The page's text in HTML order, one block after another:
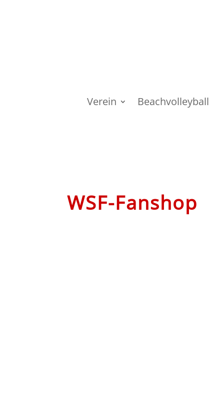
Verein Beachvolleyball
WSF-Fanshop